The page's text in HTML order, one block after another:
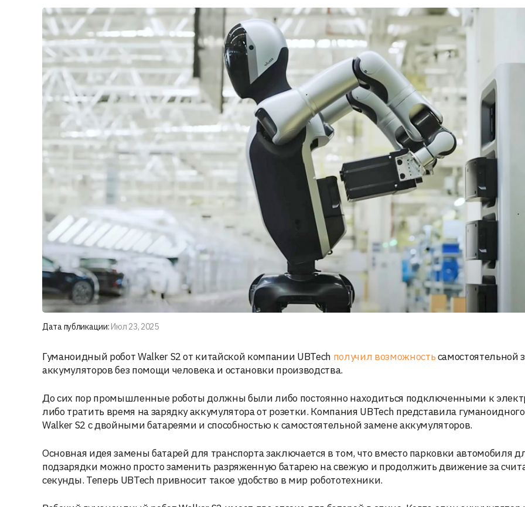
Дата публикации: Июл 23, 2025
Гуманоидный робот Walker S2 от китайской компании UBTech получил возможностьсамостоятельной
аккумуляторов без помощи человека и остановки производства.
До сих пор промышленные роботы должны были либо постоянно находиться подключенными к
либо тратить время на зарядку аккумулятора от розетки. Компания UBTech представила
Walker S2 с двойными батареями и способностью к самостоятельной замене аккумуляторов.
Основная идея замены батарей для транспорта заключается в том, что вместо парковки автомобиля
подзарядки можно просто заменить разряженную батарею на свежую и продолжить движение за
секунды. Теперь UBTech привносит такое удобство в мир робототехники.